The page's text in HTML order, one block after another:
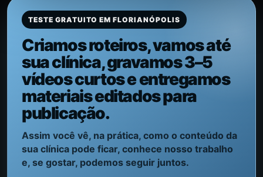
TESTE GRATUITO EM FLORIANÓPOLIS
Criamos roteiros, vamos até
sua clínica, gravamos 3–5
vídeos curtos e entregamos
materiais editados para
publicação.
Assim você vê, na prática, como o conteúdo da
sua clínica pode ficar, conhece nosso trabalho
e, se gostar, podemos seguir juntos.